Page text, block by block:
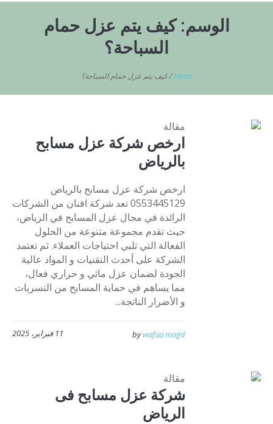
الوسم:كيف يتم عزل حمام
السباحة؟
Home
/كيف يتم عزل حمام السباحة؟
مقالة
ارخص شركة عزل مسابح
بالرياض
ارخص شركة عزل مسابح بالرياض
0553445129 تعد شركة افنان من الشركات
الرائدة في مجال عزل المسابح في الرياض،
حيث تقدم مجموعة متنوعة من الحلول
الفعالة التي تلبي احتياجات العملاء. ثم تعتمد
الشركة على أحدث التقنيات و المواد عالية
الجودة لضمان عزل مائي و حراري فعال،
مما يساهم في حماية المسابح من التسربات
و الأضرار الناتجة...
11 فبراير، 2025 bywafaa magd
مقالة
شركة عزل مسابح فى
الرياض